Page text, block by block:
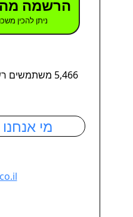
הרשמה
ניתן להכין
5,466 משתמשים רשומים
מי אנחנו